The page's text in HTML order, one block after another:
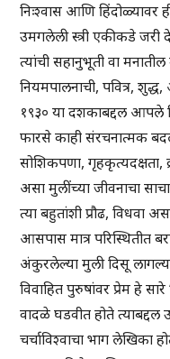
निःश्वास आणि हिंदोळ्यावर
उमगलेली स्त्री एकीकडे
त्यांची सहानुभूती वा
नियमपालनाची, पवित्र,
१९३० या दशकाबद्दल आपले
फारसे काही संरचनात्मक
सोशिकपणा,
असा मुलींच्या जीवनाचा
त्या बहुतांशी प्रौढ, विधवा
आसपास मात्र परिस्थितीत
अंकुरलेल्या मुली दिसू
विवाहित पुरुषांवर प्रेम हे
वादळे घडवीत होते त्याबद्दल
चर्चाविश्वाचा भाग लेखिका